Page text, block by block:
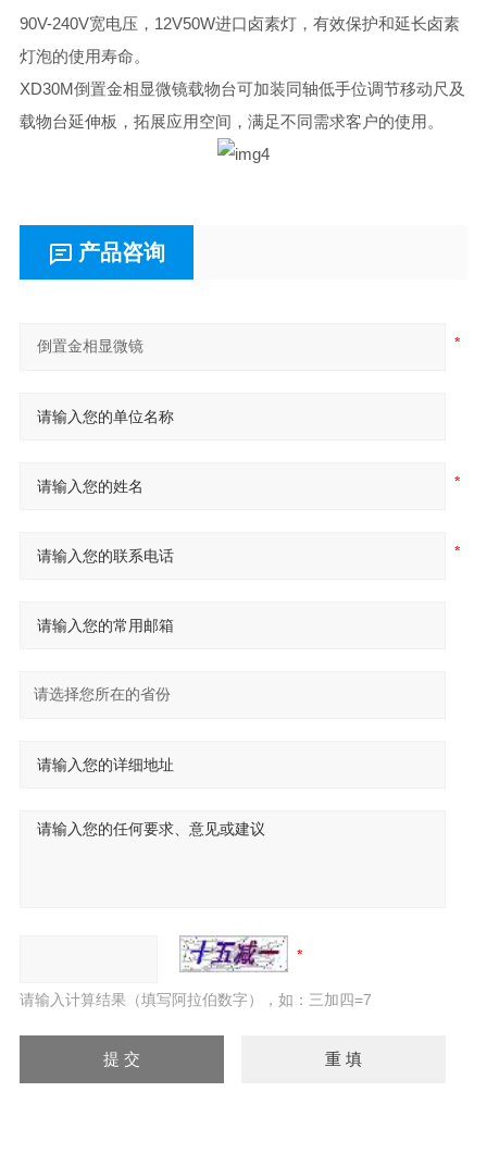
90V-240V宽电压，12V50W进口卤素灯，有效保护和延长卤素
灯泡的使用寿命。
XD30M倒置金相显微镜载物台可加装同轴低手位调节移动尺及
载物台延伸板，拓展应用空间，满足不同需求客户的使用。
产品咨询
请输入计算结果（填写阿拉伯数字），如：三加四=7